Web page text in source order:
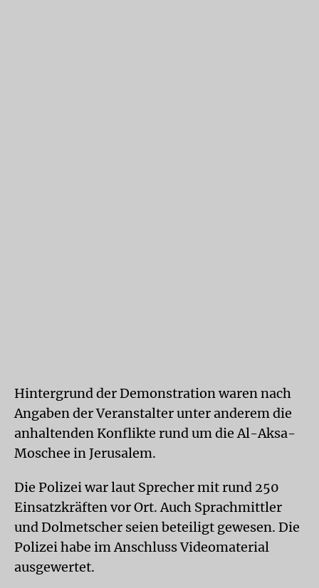
Hintergrund der Demonstration waren nach
Angaben der Veranstalter unter anderem die
anhaltenden Konflikte rund um die Al-Aksa-
Moschee in Jerusalem.
Die Polizei war laut Sprecher mit rund 250
Einsatzkräften vor Ort. Auch Sprachmittler
und Dolmetscher seien beteiligt gewesen. Die
Polizei habe im Anschluss Videomaterial
ausgewertet.